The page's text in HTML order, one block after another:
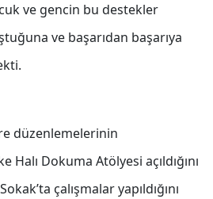
ve gencin bu destekler
ve başarıdan başarıya
düzenlemelerinin
Halı Dokuma Atölyesi açıldığını
çalışmalar yapıldığını